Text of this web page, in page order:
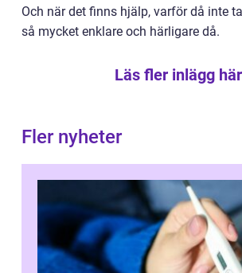
Och när det finns hjälp, varför då inte
så mycket enklare och härligare då.
Läs fler inlägg här
Fler nyheter